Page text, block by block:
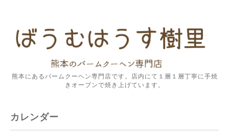
熊本にあるバームクーヘン専門店です。店内にて１層１層丁寧に手焼
きオーブンで焼き上げています。
カレンダー